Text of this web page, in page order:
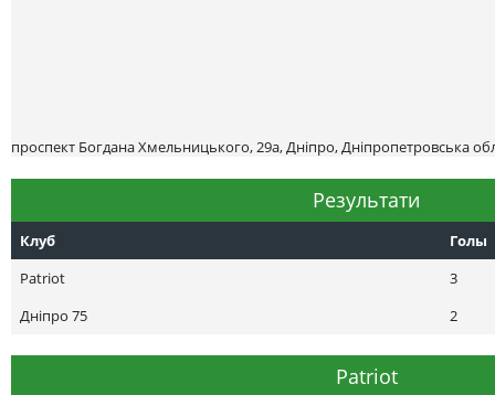
проспект Богдана Хмельницького, 29а, Дніпро, Дніпропетровська
Результати
Клуб
Голы
Patriot
3
Днiпро 75
2
Patriot